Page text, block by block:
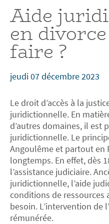
Aide
en
faire ?
jeudi 07 décembre 2023
Le droit d’accès à la
juridictionnelle. En
d’autres domaines, il est
juridictionnelle. Le
Angoulême et partout en
longtemps. En effet, dès
l’assistance judiciaire.
juridictionnelle, l’aide
conditions de ressources
besoin. L’intervention de
rémunérée.